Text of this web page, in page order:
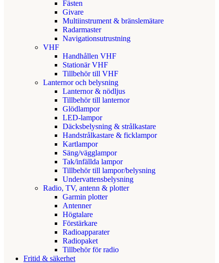
Fästen
Givare
Multiinstrument & bränslemätare
Radarmaster
Navigationsutrustning
VHF
Handhållen VHF
Stationär VHF
Tillbehör till VHF
Lanternor och belysning
Lanternor & nödljus
Tillbehör till lanternor
Glödlampor
LED-lampor
Däcksbelysning & strålkastare
Handstrålkastare & ficklampor
Kartlampor
Säng/vägglampor
Tak/infällda lampor
Tillbehör till lampor/belysning
Undervattensbelysning
Radio, TV, antenn & plotter
Garmin plotter
Antenner
Högtalare
Förstärkare
Radioapparater
Radiopaket
Tillbehör för radio
Fritid & säkerhet